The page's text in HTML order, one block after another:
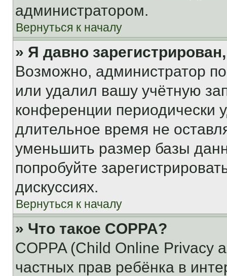
администратором.
Вернуться к началу
» Я давно
Возможно, администратор
или удалил вашу учётную
конференции периодически
длительное время не
уменьшить размер базы
попробуйте
дискуссиях.
Вернуться к началу
» Что такое COPPA?
COPPA (Child Online Privacy
частных прав ребёнка в